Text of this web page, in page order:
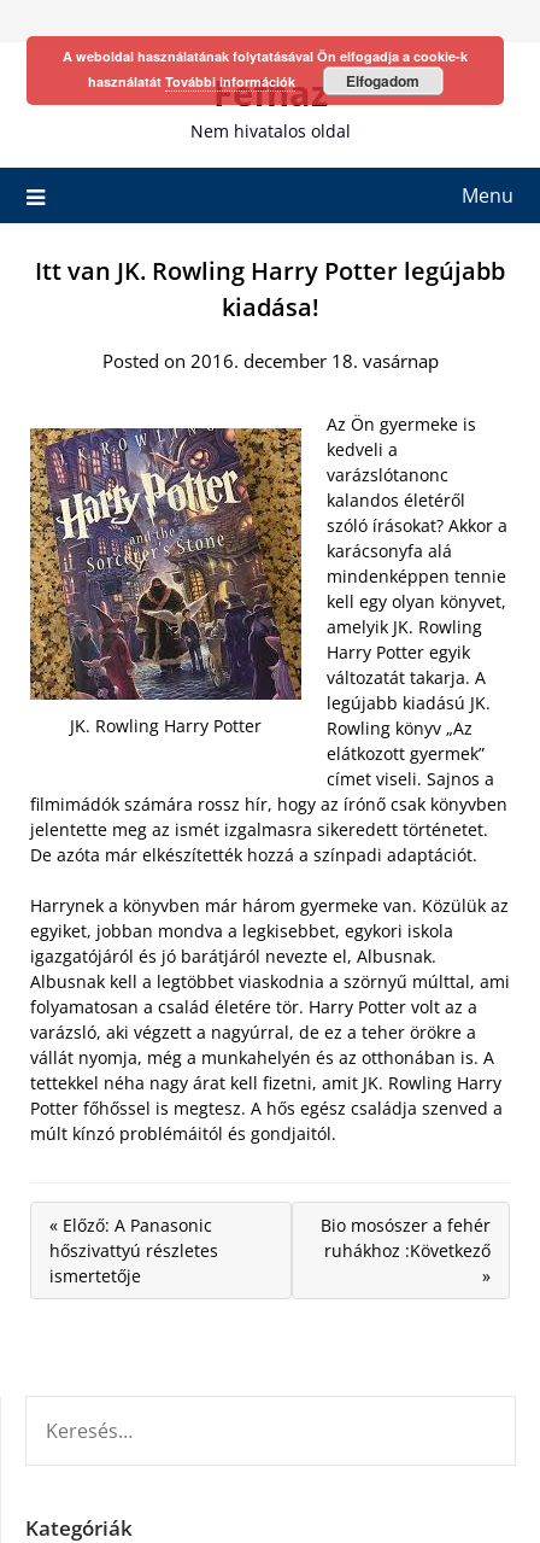
Fefhaz
Nem hivatalos oldal
Menu
Itt van JK. Rowling Harry Potter legújabb
kiadása!
Posted on 2016. december 18. vasárnap
JK. Rowling Harry Potter
Az Ön gyermeke is
kedveli a
varázslótanonc
kalandos életéről
szóló írásokat? Akkor a
karácsonyfa alá
mindenképpen tennie
kell egy olyan könyvet,
amelyik JK. Rowling
Harry Potter egyik
változatát takarja. A
legújabb kiadású JK.
Rowling könyv „Az
elátkozott gyermek”
címet viseli. Sajnos a
filmimádók számára rossz hír, hogy az írónő csak könyvben
jelentette meg az ismét izgalmasra sikeredett történetet.
De azóta már elkészítették hozzá a színpadi adaptációt.
Harrynek a könyvben már három gyermeke van. Közülük az
egyiket, jobban mondva a legkisebbet, egykori iskola
igazgatójáról és jó barátjáról nevezte el, Albusnak.
Albusnak kell a legtöbbet viaskodnia a szörnyű múlttal, ami
folyamatosan a család életére tör. Harry Potter volt az a
varázsló, aki végzett a nagyúrral, de ez a teher örökre a
vállát nyomja, még a munkahelyén és az otthonában is. A
tettekkel néha nagy árat kell fizetni, amit JK. Rowling Harry
Potter főhőssel is megtesz. A hős egész családja szenved a
múlt kínzó problémáitól és gondjaitól.
« Előző: A Panasonic
hőszivattyú részletes
ismertetője
Bio mosószer a fehér
ruhákhoz :Következő
»
Kategóriák
A weboldal használatának folytatásával Ön elfogadja a cookie-k
használatát További információk Elfogadom